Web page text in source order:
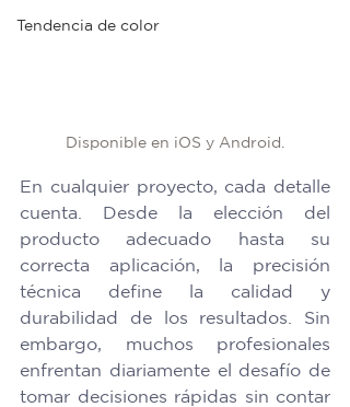
Tendencia de color
Disponible en iOS y Android.
En cualquier proyecto, cada detalle
cuenta. Desde la elección del
producto adecuado hasta su
correcta aplicación, la precisión
técnica define la calidad y
durabilidad de los resultados. Sin
embargo, muchos profesionales
enfrentan diariamente el desafío de
tomar decisiones rápidas sin contar